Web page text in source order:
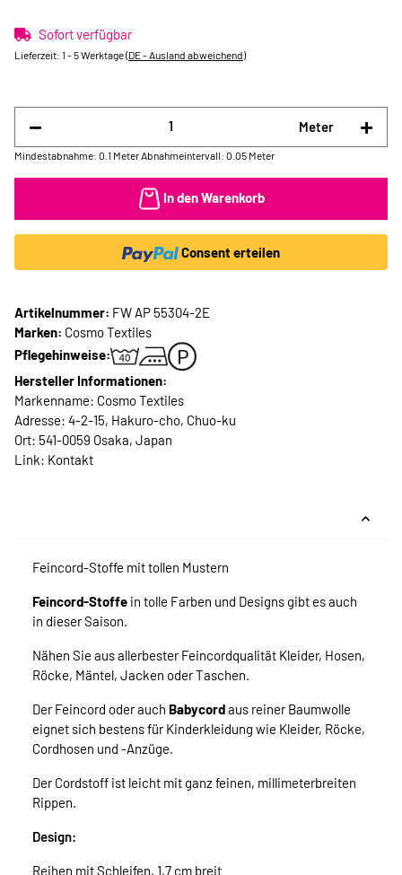
Sofort verfügbar
Lieferzeit: 1 - 5 Werktage(DE - Ausland abweichend)
Meter
Mindestabnahme: 0.1 Meter Abnahmeintervall: 0.05 Meter
In den Warenkorb
Consent erteilen
Artikelnummer: FW AP 55304-2E
Marken: Cosmo Textiles
Pflegehinweise:
Hersteller Informationen:
Markenname: Cosmo Textiles
Adresse: 4-2-15, Hakuro-cho, Chuo-ku
Ort: 541-0059 Osaka, Japan
Link: Kontakt
Feincord-Stoffe mit tollen Mustern
Feincord-Stoffe in tolle Farben und Designs gibt es auch
in dieser Saison.
Nähen Sie aus allerbester Feincordqualität Kleider, Hosen,
Röcke, Mäntel, Jacken oder Taschen.
Der Feincord oder auch Babycordaus reiner Baumwolle
eignet sich bestens für Kinderkleidung wie Kleider, Röcke,
Cordhosen und -Anzüge.
Der Cordstoff ist leicht mit ganz feinen, millimeterbreiten
Rippen.
Design:
Reihen mit Schleifen, 1,7 cm breit